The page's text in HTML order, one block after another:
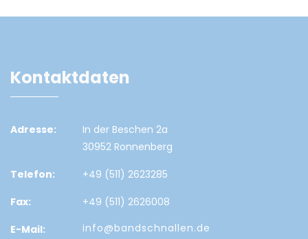
Kontaktdaten
Adresse:
In der Beschen 2a
30952 Ronnenberg
Telefon:
+49 (511) 2623285
Fax:
+49 (511) 2626008
E-Mail:
info@bandschnallen.de